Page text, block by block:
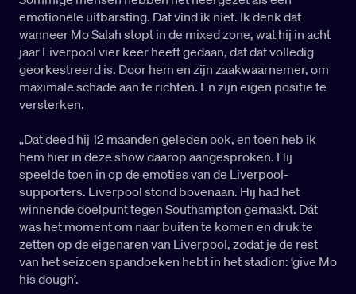
emotionele uitbarsting. Dat vind ik niet. Ik denk dat
wanneer Mo Salah stopt in de mixed zone, wat hij in acht
jaar Liverpool vier keer heeft gedaan, dat dat volledig
georkestreerd is. Door hem en zijn zaakwaarnemer, om
maximale schade aan te richten. En zijn eigen positie te
versterken.
„Dat deed hij 12 maanden geleden ook, en toen heb ik
hem hier in deze show daarop aangesproken. Hij
speelde toen in op de emoties van de Liverpool-
supporters. Liverpool stond bovenaan. Hij had het
winnende doelpunt tegen Southampton gemaakt. Dát
was het moment om naar buiten te komen en druk te
zetten op de eigenaren van Liverpool, zodat je de rest
van het seizoen spandoeken hebt in het stadion: ‘give Mo
his dough’.